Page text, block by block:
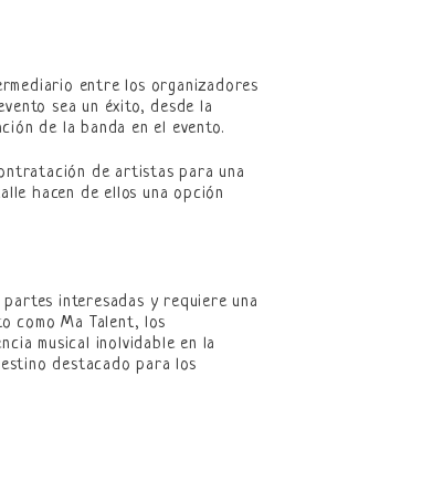
entre los organizadores
sea un éxito, desde la
de la banda en el evento.
de artistas para una
hacen de ellos una opción
interesadas y requiere una
como Ma Talent, los
musical inolvidable en la
destacado para los